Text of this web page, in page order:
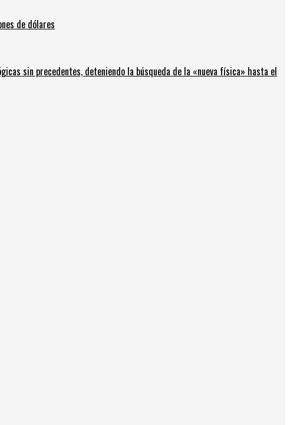
de dólares
sin precedentes, deteniendo la búsqueda de la «nueva física» hasta el